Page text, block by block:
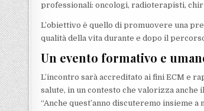
professionali: oncologi, radioterapisti,
L’obiettivo è quello di promuovere una
qualità della vita durante e dopo il
Un evento formativo e
L’incontro sarà accreditato ai fini ECM e
salute, in un contesto che valorizza anche
“Anche quest’anno discuteremo insieme